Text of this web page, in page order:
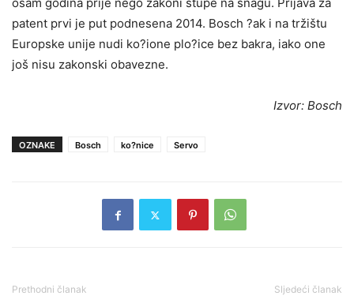
osam godina prije nego zakoni stupe na snagu. Prijava za
patent prvi je put podnesena 2014. Bosch ?ak i na tržištu
Europske unije nudi ko?ione plo?ice bez bakra, iako one
još nisu zakonski obavezne.
Izvor: Bosch
OZNAKE Bosch ko?nice Servo
Prethodni članak Sljedeći članak